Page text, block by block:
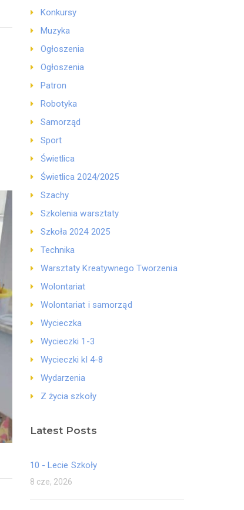
Konkursy
Muzyka
Ogłoszenia
Ogłoszenia
Patron
Robotyka
Samorząd
Sport
Świetlica
Świetlica 2024/2025
Szachy
Szkolenia warsztaty
Szkoła 2024 2025
Technika
Warsztaty Kreatywnego Tworzenia
Wolontariat
Wolontariat i samorząd
Wycieczka
Wycieczki 1-3
Wycieczki kl 4-8
Wydarzenia
Z życia szkoły
Latest Posts
10 - Lecie Szkoły
8 cze, 2026